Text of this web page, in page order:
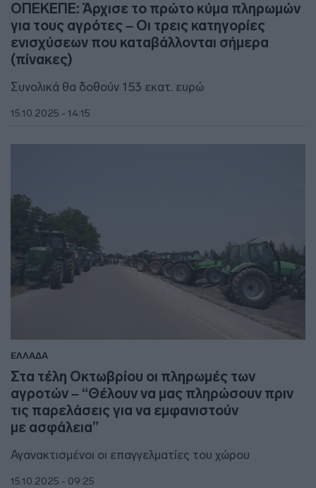
ΟΠΕΚΕΠΕ: Άρχισε το πρώτο κύμα πληρωμών
για τους αγρότες – Οι τρεις κατηγορίες
ενισχύσεων που καταβάλλονται σήμερα
(πίνακες)
Συνολικά θα δοθούν 153 εκατ. ευρώ
15.10.2025 - 14:15
ΕΛΛΑΔΑ
Στα τέλη Οκτωβρίου οι πληρωμές των
αγροτών – “Θέλουν να μας πληρώσουν πριν
τις παρελάσεις για να εμφανιστούν
με ασφάλεια”
Αγανακτισμένοι οι επαγγελματίες του χώρου
15.10.2025 - 09:25